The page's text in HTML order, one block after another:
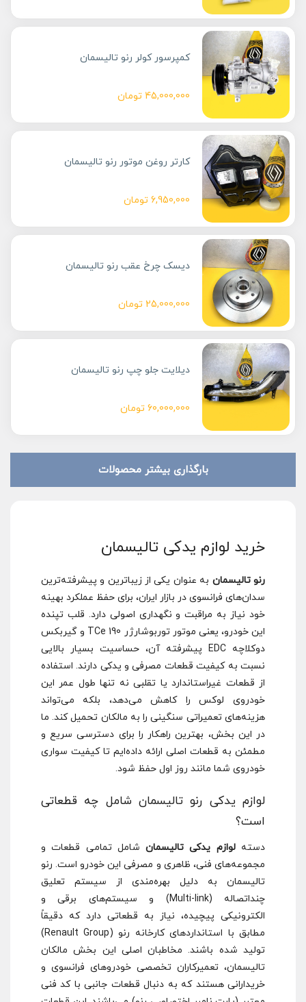
کمپرسور کولر رنو تالیسمان
45,000,000 تومان
کارتر روغن موتور رنو تالیسمان
6,950,000 تومان
دیسک چرخ عقب رنو تالیسمان
25,000,000 تومان
دیلایت جلو چپ رنو تالیسمان
60,000,000 تومان
بارگذاری بیشتر محصولات
خرید لوازم یدکی تالیسمان
رنو تالیسمان به عنوان یکی از زیباترین و پیشرفته‌ترین
سدان‌های فرانسوی در بازار ایران، برای حفظ عملکرد بهینه
خود نیاز به مراقبت و نگهداری اصولی دارد. قلب تپنده
این خودرو، یعنی موتور توربوشارژر TCe 190 و گیربکس
دوکلاچه EDC پیشرفته آن، حساسیت بسیار بالایی
نسبت به کیفیت قطعات مصرفی و یدکی دارند. استفاده
از قطعات غیراستاندارد یا تقلبی نه تنها طول عمر این
خودروی لوکس را کاهش می‌دهد، بلکه می‌تواند
هزینه‌های تعمیراتی سنگینی را به مالکان تحمیل کند. ما
در این بخش، بهترین راهکار را برای دسترسی سریع و
مطمئن به قطعات اصلی ارائه داده‌ایم تا کیفیت سواری
خودروی شما مانند روز اول حفظ شود.
لوازم یدکی رنو تالیسمان شامل چه قطعاتی
است؟
دسته لوازم یدکی تالیسمانشامل تمامی قطعات و
مجموعه‌های فنی، ظاهری و مصرفی این خودرو است. رنو
تالیسمان به دلیل بهره‌مندی از سیستم تعلیق
چنداتصاله (Multi-link) و سیستم‌های برقی و
الکترونیکی پیچیده، نیاز به قطعاتی دارد که دقیقاً
مطابق با استانداردهای کارخانه رنو (Renault Group)
تولید شده باشند. مخاطبان اصلی این بخش مالکان
تالیسمان، تعمیرکاران تخصصی خودروهای فرانسوی و
خریدارانی هستند که به دنبال قطعات جانبی با کد فنی